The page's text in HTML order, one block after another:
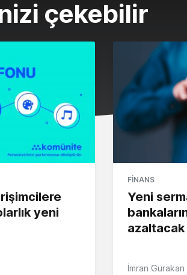
çekebilir
yeni
FINANS
Yeni
azaltacak
İmran Gürakan